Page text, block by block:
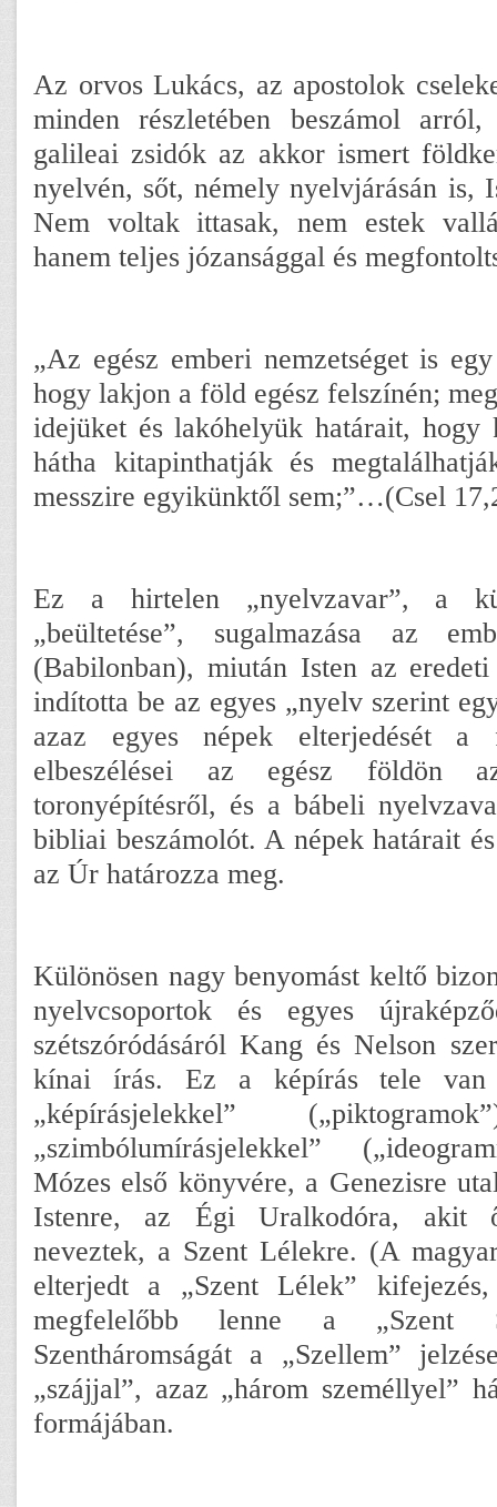
Az orvos Lukács, az apostolok
minden részletében beszámol arról,
galileai zsidók az akkor ismert
nyelvén, sőt, némely nyelvjárásán is,
Nem voltak ittasak, nem estek
hanem teljes józansággal és
„Az egész emberi nemzetséget is
hogy lakjon a föld egész felszínén;
idejüket és lakóhelyük határait, hogy
hátha kitapinthatják és
messzire egyikünktől sem;”…(Csel
Ez a hirtelen „nyelvzavar”, a
„beültetése”, sugalmazása az
(Babilonban), miután Isten az
indította be az egyes „nyelv szerint
azaz egyes népek elterjedését
elbeszélései az egész földön
toronyépítésről, és a bábeli
bibliai beszámolót. A népek határait
az Úr határozza meg.
Különösen nagy benyomást keltő
nyelvcsoportok és egyes
szétszóródásáról Kang és Nelson
kínai írás. Ez a képírás tele
„képírásjelekkel”
„szimbólumírásjelekkel”
Mózes első könyvére, a Genezisre
Istenre, az Égi Uralkodóra, akit
neveztek, a Szent Lélekre. (A
elterjedt a „Szent Lélek”
megfelelőbb lenne a „Szent
Szentháromságát a „Szellem”
„szájjal”, azaz „három személlyel”
formájában.